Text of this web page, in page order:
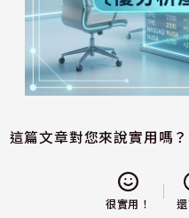
這篇文章對您來說實用嗎？
很實用！